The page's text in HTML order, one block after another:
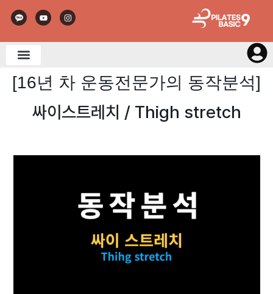
[16년 차 운동전문가의 동작분석]
싸이스트레치 / Thigh stretch